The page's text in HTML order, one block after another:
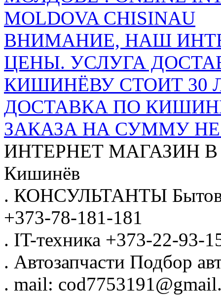
MOLDOVA CHISINAU
ВНИМАНИЕ, НАШ
ЦЕНЫ. УСЛУГА
КИШИНЁВУ СТОИТ 30
ДОСТАВКА ПО
ЗАКАЗА НА СУММУ НЕ
ИНТЕРНЕТ МАГАЗИН
Кишинёв
. КОНСУЛЬТАНТЫ
+373-78-181-181
. IT-техника +373-22-93-
. Автозапчасти Подбор
. mail: